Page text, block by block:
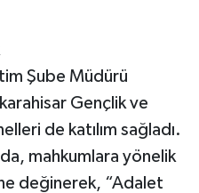
Şube Müdürü
Gençlik ve
de katılım sağladı.
mahkumlara yönelik
değinerek, “Adalet